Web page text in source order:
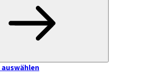
auswählen